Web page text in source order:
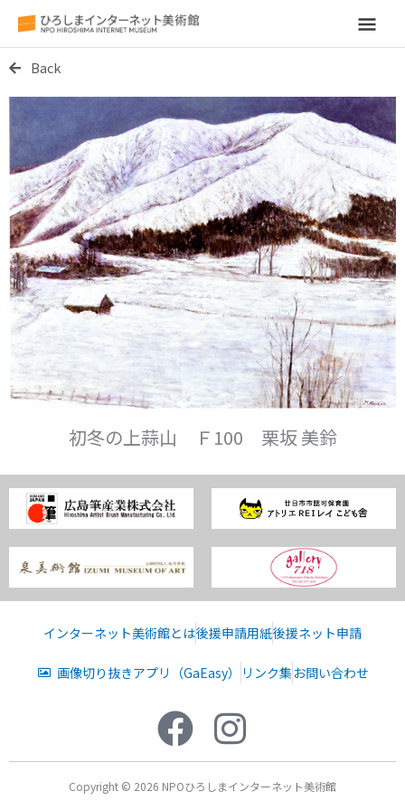
メ
ン
メ
ニ
ュ
ー
Back
初冬の上蒜山 Ｆ100 栗坂 美鈴
インターネット美術館とは後援申請用紙後援ネット申請
画像切り抜きアプリ（GaEasy） リンク集 お問い合わせ
Copyright © 2026 NPOひろしまインターネット美術館